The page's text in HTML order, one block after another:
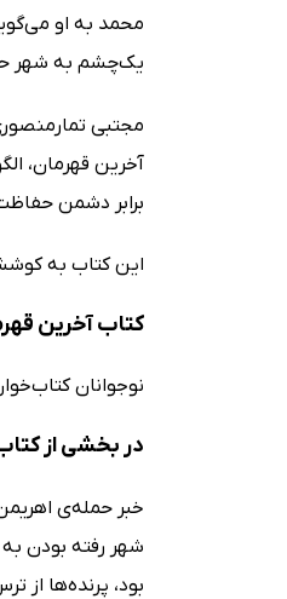
محمد به او
یک‌چشم به شهر
مجتبی
آخرین قهرمان،
برابر دشمن
این کتاب به
کتاب آخرین
نوجوانان
در بخشی از
خبر حمله‌ی
شهر رفته بودن
بود، پرنده‌ها از